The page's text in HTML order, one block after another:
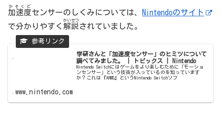
加速度
かそくど
センサーのしくみについては、
Nintendoのサイト
で分かりやすく 解説
かいせつ
されていました。
学研さんと「加速度センサー」のヒミツについて
調べてみました。 | トピックス | Nintendo
Nintendo Switchにはゲームをより楽しむために「モーショ
ンセンサー」という技術が入っているのを知っています
か？これは『ARMS』というNintendo Switchソフ
www.nintendo.com